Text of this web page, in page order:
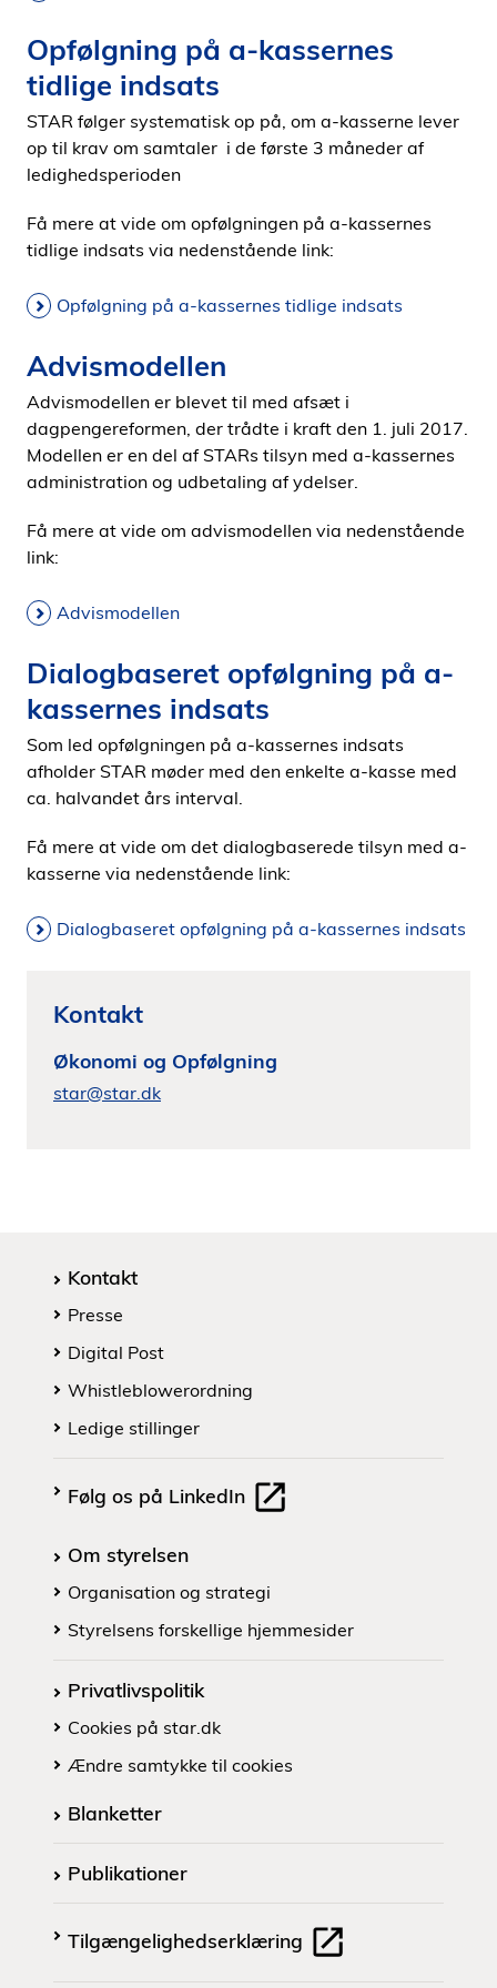
Opfølgning på a-kassernes
tidlige indsats
STAR følger systematisk op på, om a-kasserne lever
op til krav om samtaler i de første 3 måneder af
ledighedsperioden
Få mere at vide om opfølgningen på a-kassernes
tidlige indsats via nedenstående link:
Opfølgning på a-kassernes tidlige indsats
Advismodellen
Advismodellen er blevet til med afsæt i
dagpengereformen, der trådte i kraft den 1. juli 2017.
Modellen er en del af STARs tilsyn med a-kassernes
administration og udbetaling af ydelser.
Få mere at vide om advismodellen via nedenstående
link:
Advismodellen
Dialogbaseret opfølgning på a-
kassernes indsats
Som led opfølgningen på a-kassernes indsats
afholder STAR møder med den enkelte a-kasse med
ca. halvandet års interval.
Få mere at vide om det dialogbaserede tilsyn med a-
kasserne via nedenstående link:
Dialogbaseret opfølgning på a-kassernes indsats
Kontakt
Økonomi og Opfølgning
star@star.dk
Kontakt
Presse
Digital Post
Whistleblowerordning
Ledige stillinger
Følg os på LinkedIn
Om styrelsen
Organisation og strategi
Styrelsens forskellige hjemmesider
Privatlivspolitik
Cookies på star.dk
Ændre samtykke til cookies
Blanketter
Publikationer
Tilgængelighedserklæring